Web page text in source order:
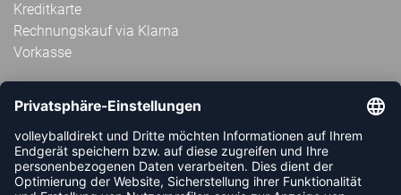
Kreditkarte
Rechnungskauf via Klarna
Vorkasse
ABONNIERE JETZT DEN KOSTENLOSEN
VOLLEYBALLDIREKT-NEWSLETTER UND VERPASSE KEINE
NEUIGKEIT ODER AKTION MEHR.
JETZT ANMELDEN